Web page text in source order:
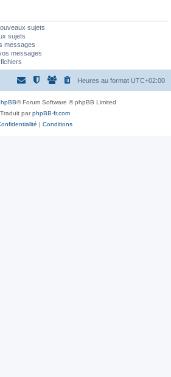
sujets
sujets
messages
messages
Heures au format UTC+02:00
® Forum Software © phpBB Limited
Traduit parphpBB-fr.com
| Conditions